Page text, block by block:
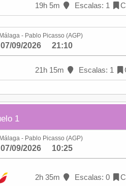
19h 5m Escalas: 1
Málaga - Pablo Picasso (AGP)
07/09/2026 21:10
21h 15m Escalas: 1
1
Málaga - Pablo Picasso (AGP)
07/09/2026 10:25
2h 35m Escalas: 0